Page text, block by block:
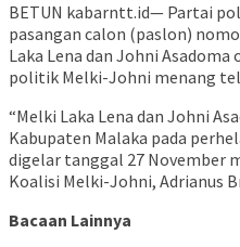
BETUN kabarntt.id— Partai
pasangan calon (paslon)
Laka Lena dan Johni
politik Melki-Johni menang
“Melki Laka Lena dan Johni
Kabupaten Malaka pada
digelar tanggal 27 November
Koalisi Melki-Johni, Adrianus
Bacaan Lainnya